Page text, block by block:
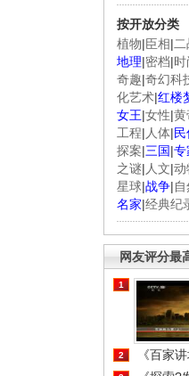
按开放分类
植物|臣相|
地理|密档|时
奇趣|奇幻科
化艺术|红楼
女王|女性|黄
工程| 人体|
探案|三国|专
之谜| 人文|动
星球|战争|
名家|经典纪
网友评分最
1
2 《百家